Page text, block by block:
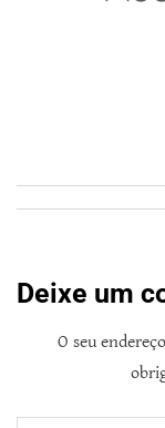
Deixe um
O seu